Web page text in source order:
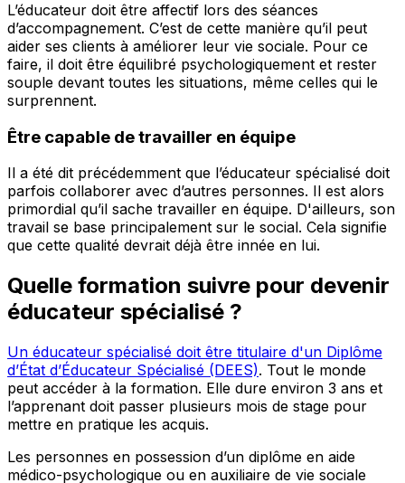
L’éducateur doit être affectif lors des séances
d’accompagnement. C’est de cette manière qu’il peut
aider ses clients à améliorer leur vie sociale. Pour ce
faire, il doit être équilibré psychologiquement et rester
souple devant toutes les situations, même celles qui le
surprennent.
Être capable de travailler en équipe
Il a été dit précédemment que l’éducateur spécialisé doit
parfois collaborer avec d’autres personnes. Il est alors
primordial qu’il sache travailler en équipe. D'ailleurs, son
travail se base principalement sur le social. Cela signifie
que cette qualité devrait déjà être innée en lui.
Quelle formation suivre pour devenir
éducateur spécialisé ?
Un éducateur spécialisé doit être titulaire d'un Diplôme
d’État d’Éducateur Spécialisé (DEES). Tout le monde
peut accéder à la formation. Elle dure environ 3 ans et
l’apprenant doit passer plusieurs mois de stage pour
mettre en pratique les acquis.
Les personnes en possession d’un diplôme en aide
médico-psychologique ou en auxiliaire de vie sociale